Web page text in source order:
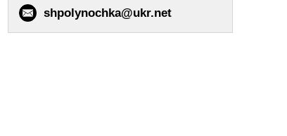
shpolynochka@ukr.net